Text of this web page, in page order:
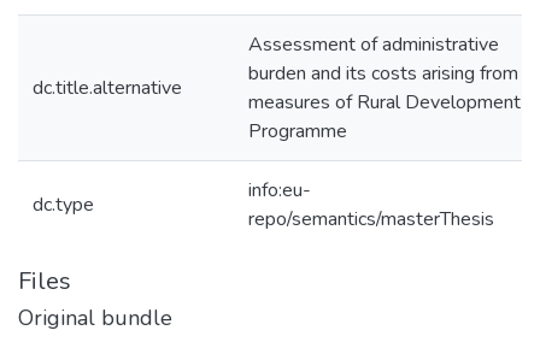
dc.title.alternative
Assessment of administrative
burden and its costs arising from
measures of Rural Development
Programme
dc.type
info:eu-
repo/semantics/masterThesis
Files
Original bundle